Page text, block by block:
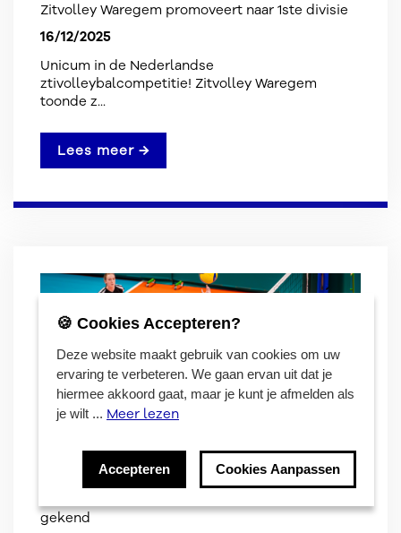
Zitvolley Waregem promoveert naar 1ste divisie
16/12/2025
Unicum in de Nederlandse
ztivolleybalcompetitie! Zitvolley Waregem
toonde z...
Lees meer →
Locaties van de Vlaamse jeugdeindronden zijn
gekend
🍪 Cookies Accepteren?
Deze website maakt gebruik van cookies om uw
ervaring te verbeteren. We gaan ervan uit dat je
hiermee akkoord gaat, maar je kunt je afmelden als
je wilt ... Meer lezen
Accepteren Cookies Aanpassen